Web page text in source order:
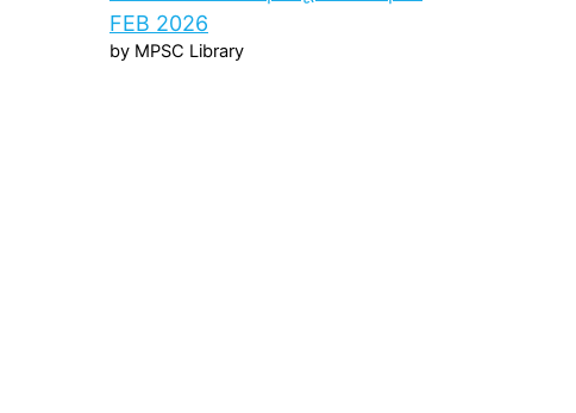
FEB 2026
by MPSC Library